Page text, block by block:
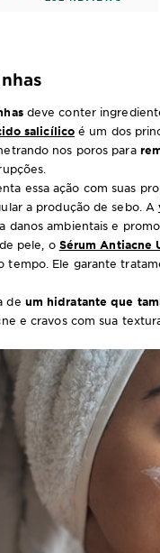
deve conter
salicílico é um dos
nos poros para
essa ação com suas
a produção de sebo. A
danos ambientais e
pele, o Sérum Antiacne
tempo. Ele garante
de um hidratante que
e cravos com sua